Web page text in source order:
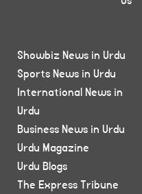
Showbiz News in Urdu
Sports News in Urdu
International News in
Urdu
Business News in Urdu
Urdu Magazine
Urdu Blogs
The Express Tribune